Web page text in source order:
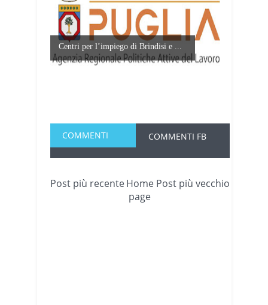
Centri per l’impiego di Brindisi e ...
COMMENTI COMMENTI FB
Post più recente Post più vecchio
Home
page